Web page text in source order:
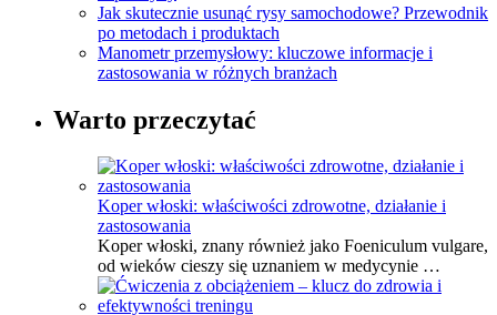
Jak skutecznie usunąć rysy samochodowe? Przewodnik
po metodach i produktach
Manometr przemysłowy: kluczowe informacje i
zastosowania w różnych branżach
Warto przeczytać
Koper włoski: właściwości zdrowotne, działanie i
zastosowania
Koper włoski, znany również jako Foeniculum vulgare,
od wieków cieszy się uznaniem w medycynie …